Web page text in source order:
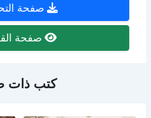
صفحة
صفحة
كتب ذات